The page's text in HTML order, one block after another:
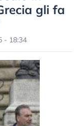
gli fa
- 18:34